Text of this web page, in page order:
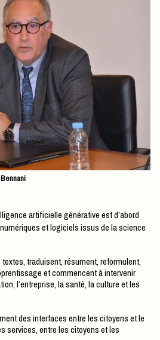
artificielle générative est d’abord
et logiciels issus de la science
traduisent, résument, reformulent,
et commencent à intervenir
l’entreprise, la santé, la culture et les
des interfaces entre les citoyens et le
services, entre les citoyens et les